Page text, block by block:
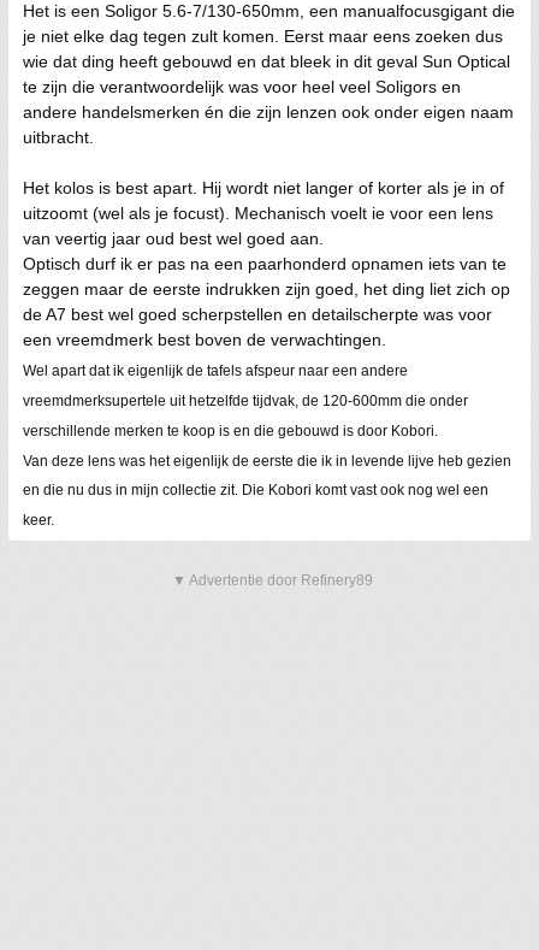
Het is een Soligor 5.6-7/130-650mm, een manualfocusgigant die
je niet elke dag tegen zult komen. Eerst maar eens zoeken dus
wie dat ding heeft gebouwd en dat bleek in dit geval Sun Optical
te zijn die verantwoordelijk was voor heel veel Soligors en
andere handelsmerken én die zijn lenzen ook onder eigen naam
uitbracht.
Het kolos is best apart. Hij wordt niet langer of korter als je in of
uitzoomt (wel als je focust). Mechanisch voelt ie voor een lens
van veertig jaar oud best wel goed aan.
Optisch durf ik er pas na een paarhonderd opnamen iets van te
zeggen maar de eerste indrukken zijn goed, het ding liet zich op
de A7 best wel goed scherpstellen en detailscherpte was voor
een vreemdmerk best boven de verwachtingen.
Wel apart dat ik eigenlijk de tafels afspeur naar een andere
vreemdmerksupertele uit hetzelfde tijdvak, de 120-600mm die onder
verschillende merken te koop is en die gebouwd is door Kobori.
Van deze lens was het eigenlijk de eerste die ik in levende lijve heb gezien
en die nu dus in mijn collectie zit. Die Kobori komt vast ook nog wel een
keer.
▼ Advertentie door Refinery89